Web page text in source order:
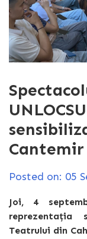
Cantemir
Posted on: 05
Joi, 4
reprezentația
Teatrului din